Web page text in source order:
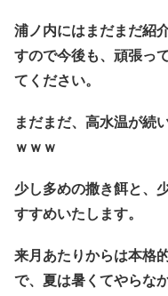
浦ノ内にはまだまだ紹
すので今後も、頑張っ
てください。
まだまだ、高水温が続
ｗｗｗ
少し多めの撒き餌と、
すすめいたします。
来月あたりからは本格
で、夏は暑くてやらな